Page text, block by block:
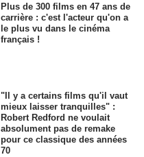
Plus de 300 films en 47 ans de
carrière : c'est l'acteur qu'on a
le plus vu dans le cinéma
français !
"Il y a certains films qu'il vaut
mieux laisser tranquilles" :
Robert Redford ne voulait
absolument pas de remake
pour ce classique des années
70